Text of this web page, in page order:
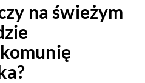
na świeżym